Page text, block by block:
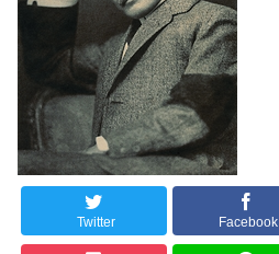
Twitter Facebook